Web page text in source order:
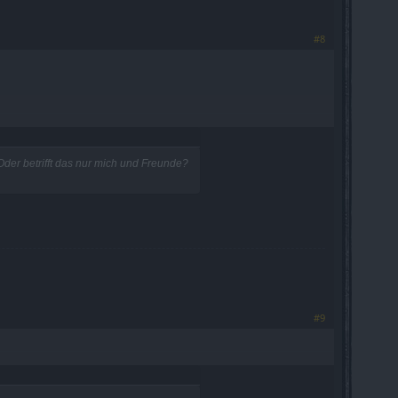
#8
betrifft das nur mich und Freunde?
#9